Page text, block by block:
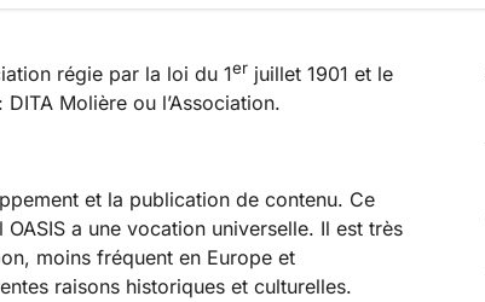
régie par la loi du 1er juillet 1901 et le
Molière ou l’Association.
et la publication de contenu. Ce
a une vocation universelle. Il est très
moins fréquent en Europe et
raisons historiques et culturelles.